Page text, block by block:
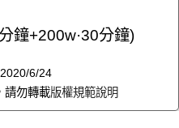
鐘+200w·30分鐘)
2020/6/24
請勿轉載版權規範說明